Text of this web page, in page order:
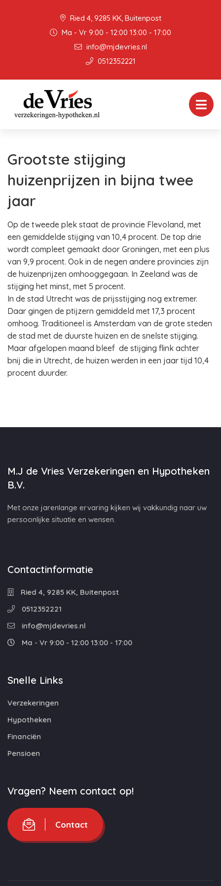
Ried 4, 9285 KK, Buitenpost
Ma - Vr 9:00 - 12:00 13:00 - 17:00
info@mjdevries.nl
0512352221
Grootste stijging
huizenprijzen in bijna twee
jaar
Op de tweede plek staat de provincie Flevoland, met
een gemiddelde stijging van 10,4 procent. De top drie
wordt compleet gemaakt door Groningen, met een plus
van 9,9 procent. Ook in de negen andere provincies zijn
de huizenprijzen omhooggegaan. In Zeeland was de
stijging het minst, met 5 procent.
In de stad Utrecht was de prijsstijging nog extremer.
Daar gingen de ptijzern gemiddeld met 17,3 procent
omhoog. Traditioneel is Amsterdam van de grote steden
de stad met de duurste huizen en de snelste stijging.
Maar afgelopen maand bleef de stijging flink achter
bnij die in Utrecht, de huizen werden in een jaar tijd 10,4
procent duurder.
M.J de Vries Verzekeringen en Hypotheken
B.V.
Met onze jarenlange ervaring kijken wij vakkundig naar uw
persoonlijke situatie en wensen.
Contactinformatie
Ried 4, 9285 KK, Buitenpost
0512352221
info@mjdevries.nl
Ma - Vr 9:00 - 12:00 13:00 - 17:00
Snelle Links
Verzekeringen
Hypotheken
Financiën
Pensioen
Vragen? Neem contact op!
Contact